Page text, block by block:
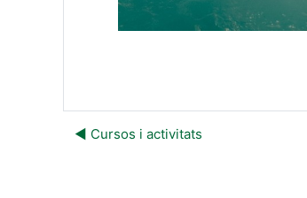
◀︎ Cursos i activitats